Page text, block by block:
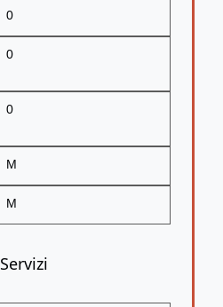
0
0
0
M
M
Servizi